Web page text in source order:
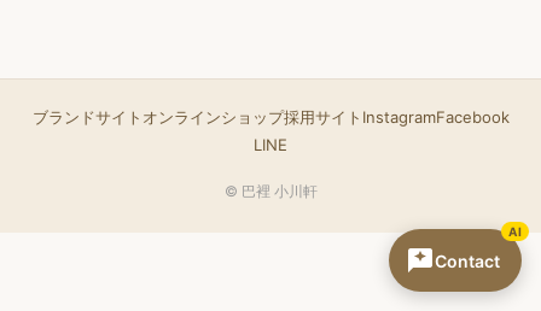
ブランドサイト オンラインショップ採用サイト InstagramFacebook
LINE
© 巴裡 小川軒
Contact
AI